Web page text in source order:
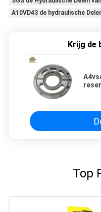
A10VD43 de hydraulische
Krijg de
Top